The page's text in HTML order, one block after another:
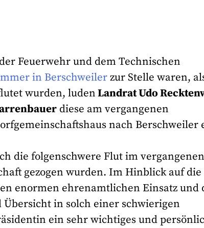
Feuerwehr und dem Technischen
in Berschweilerzur Stelle waren,
wurden, ludenLandrat Udo
diese am vergangenen
nach Berschweiler
die folgenschwere Flut im
gezogen wurden. Im Hinblick auf die
enormen ehrenamtlichen Einsatz und
in solch einer schwierigen
ein sehr wichtiges und